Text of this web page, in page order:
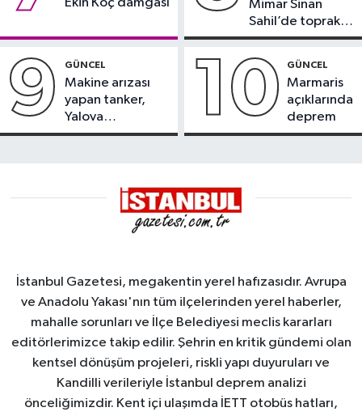
Mimar Sinan
Sahil’de toprak
kayması
9 GÜNCEL
Makine arızası
yapan tanker,
Yalova
Demirleme
10 GÜNCEL
Marmaris
açıklarında
deprem
İstanbul Gazetesi, megakentin yerel hafızasıdır. Avrupa
ve Anadolu Yakası'nın tüm ilçelerinden yerel haberler,
mahalle sorunları ve İlçe Belediyesi meclis kararları
editörlerimizce takip edilir. Şehrin en kritik gündemi olan
kentsel dönüşüm projeleri, riskli yapı duyuruları ve
Kandilli verileriyle İstanbul deprem analizi
önceliğimizdir. Kent içi ulaşımda İETT otobüs hatları,